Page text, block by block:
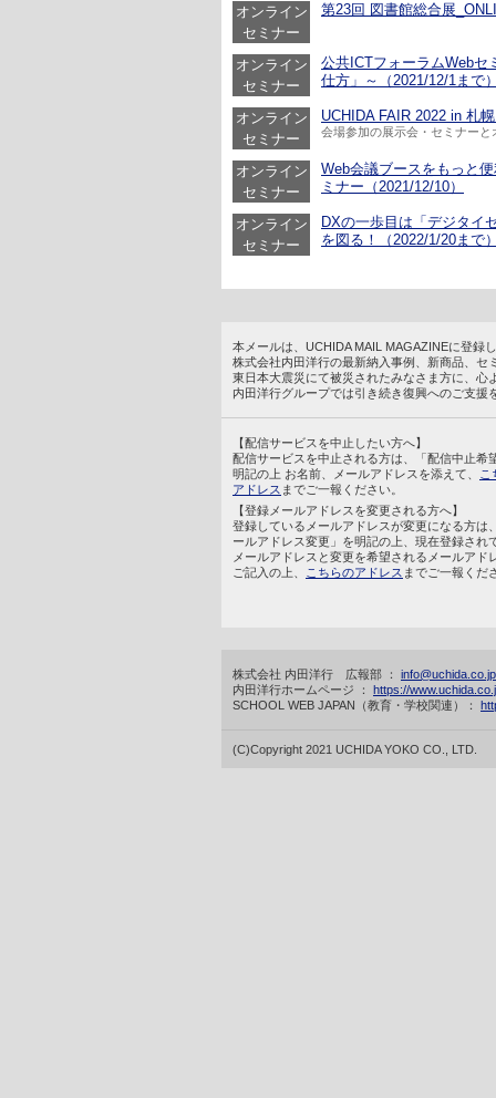
オンライン
セミナー
第23回 図書館総合展
オンライン
セミナー
公共ICTフォーラムWebセ
仕方」～（2021/12/1まで
オンライン
セミナー
UCHIDA FAIR 2022 in 札
会場参加の展示会・セミナーと
オンライン
セミナー
Web会議ブースをもっと
ミナー（2021/12/10）
オンライン
セミナー
DXの一歩目は「デジタイ
を図る！（2022/1/20まで
本メールは、UCHIDA MAIL MAGAZINEに登録
株式会社内田洋行の最新納入事例、新商品、
東日本大震災にて被災されたみなさま方に、心
内田洋行グループでは引き続き復興へのご支援
【配信サービスを中止したい方へ】
配信サービスを中止される方は、「配信中止希
明記の上 お名前、メールアドレスを添えて、
こ
アドレス までご一報ください。
【登録メールアドレスを変更される方へ】
登録しているメールアドレスが変更になる方は
ールアドレス変更」を明記の上、現在登録され
メールアドレスと変更を希望されるメールアド
ご記入の上、
こちらのアドレス までご一報くだ
株式会社 内田洋行 広報部 ： info@uchida.co.jp
内田洋行ホームページ ： https://
SCHOOL WEB JAPAN（教育・学校関連）：
(C)Copyright 2021 UCHIDA YOKO CO., LTD.